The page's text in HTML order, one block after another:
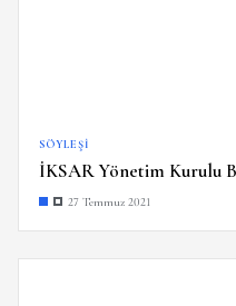
SÖYLEŞI
İKSAR Yönetim Kurulu
27 Temmuz 2021